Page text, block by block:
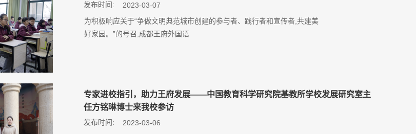
2023-03-07
发布时间:
为积极响应关于“争做文明典范城市创建的参与者、践行者和宣传者,共建美
好家园。”的号召,成都王府外国语
专家进校指引，助力王府发展——中国教育科学研究院基教所学校发展研究室主
任方铭琳博士来我校参访
2023-03-06
发布时间: